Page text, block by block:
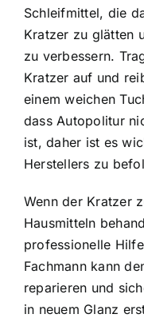
Schleifmittel, die
Kratzer zu glätten
zu verbessern.
Kratzer auf und
einem weichen
dass Autopolitur
ist, daher ist es
Herstellers zu
Wenn der Kratzer
Hausmitteln
professionelle
Fachmann kann
reparieren und
in neuem Glanz